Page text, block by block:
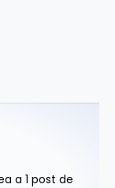
a 1 post de